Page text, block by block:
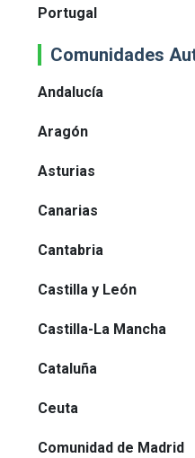
Portugal
Comunidades
Andalucía
Aragón
Asturias
Canarias
Cantabria
Castilla y León
Castilla-La Mancha
Cataluña
Ceuta
Comunidad de Madrid